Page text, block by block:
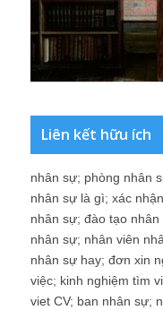
Liên kết hữu ích
nhân sự; phòng nhân
nhân sự là gì; xác
nhân sự; đào tạo nhân
nhân sự; nhân viên
nhân sự hay; đơn xin
việc; kinh nghiệm tìm
viet CV; ban nhân sự;